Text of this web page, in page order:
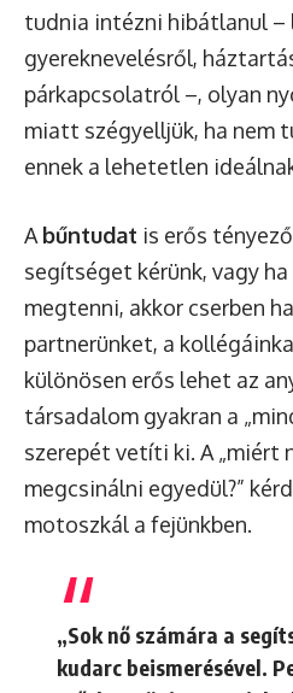
tudnia intézni hibátlanul –
gyereknevelésről,
párkapcsolatról –, olyan
miatt szégyelljük, ha nem
ennek a lehetetlen
A bűntudat is erős
segítséget kérünk, vagy
megtenni, akkor cserben
partnerünket, a
különösen erős lehet az
társadalom gyakran a
szerepét vetíti ki. A „miért
megcsinálni egyedül?”
motoszkál a fejünkben.
„Sok nő számára a
kudarc beismerésével.